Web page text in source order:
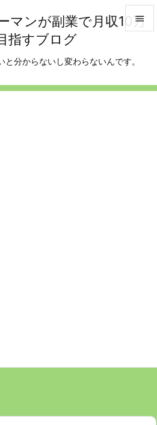
マンが副業で月収10万
指すブログ
と分からないし変わらないんです。

サイド